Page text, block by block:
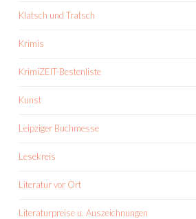
Klatsch und Tratsch
Krimis
KrimiZEIT-Bestenliste
Kunst
Leipziger Buchmesse
Lesekreis
Literatur vor Ort
Literaturpreise u. Auszeichnungen